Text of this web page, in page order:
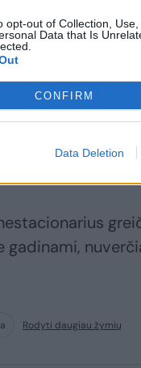
opt-out of Collection,
Data that Is
CONFIRM
Data Deletion
svetimą turtą
įrenginį ar
išardė
saugumui
jo dalį, arba
bauda
atėmimu iki
gadinami,
Rodyti daugiau žymių